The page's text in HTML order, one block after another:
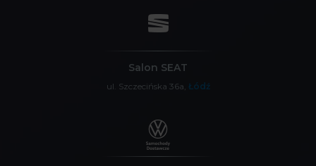
Salon SEAT
ul. Szczecińska 36a, Łódź